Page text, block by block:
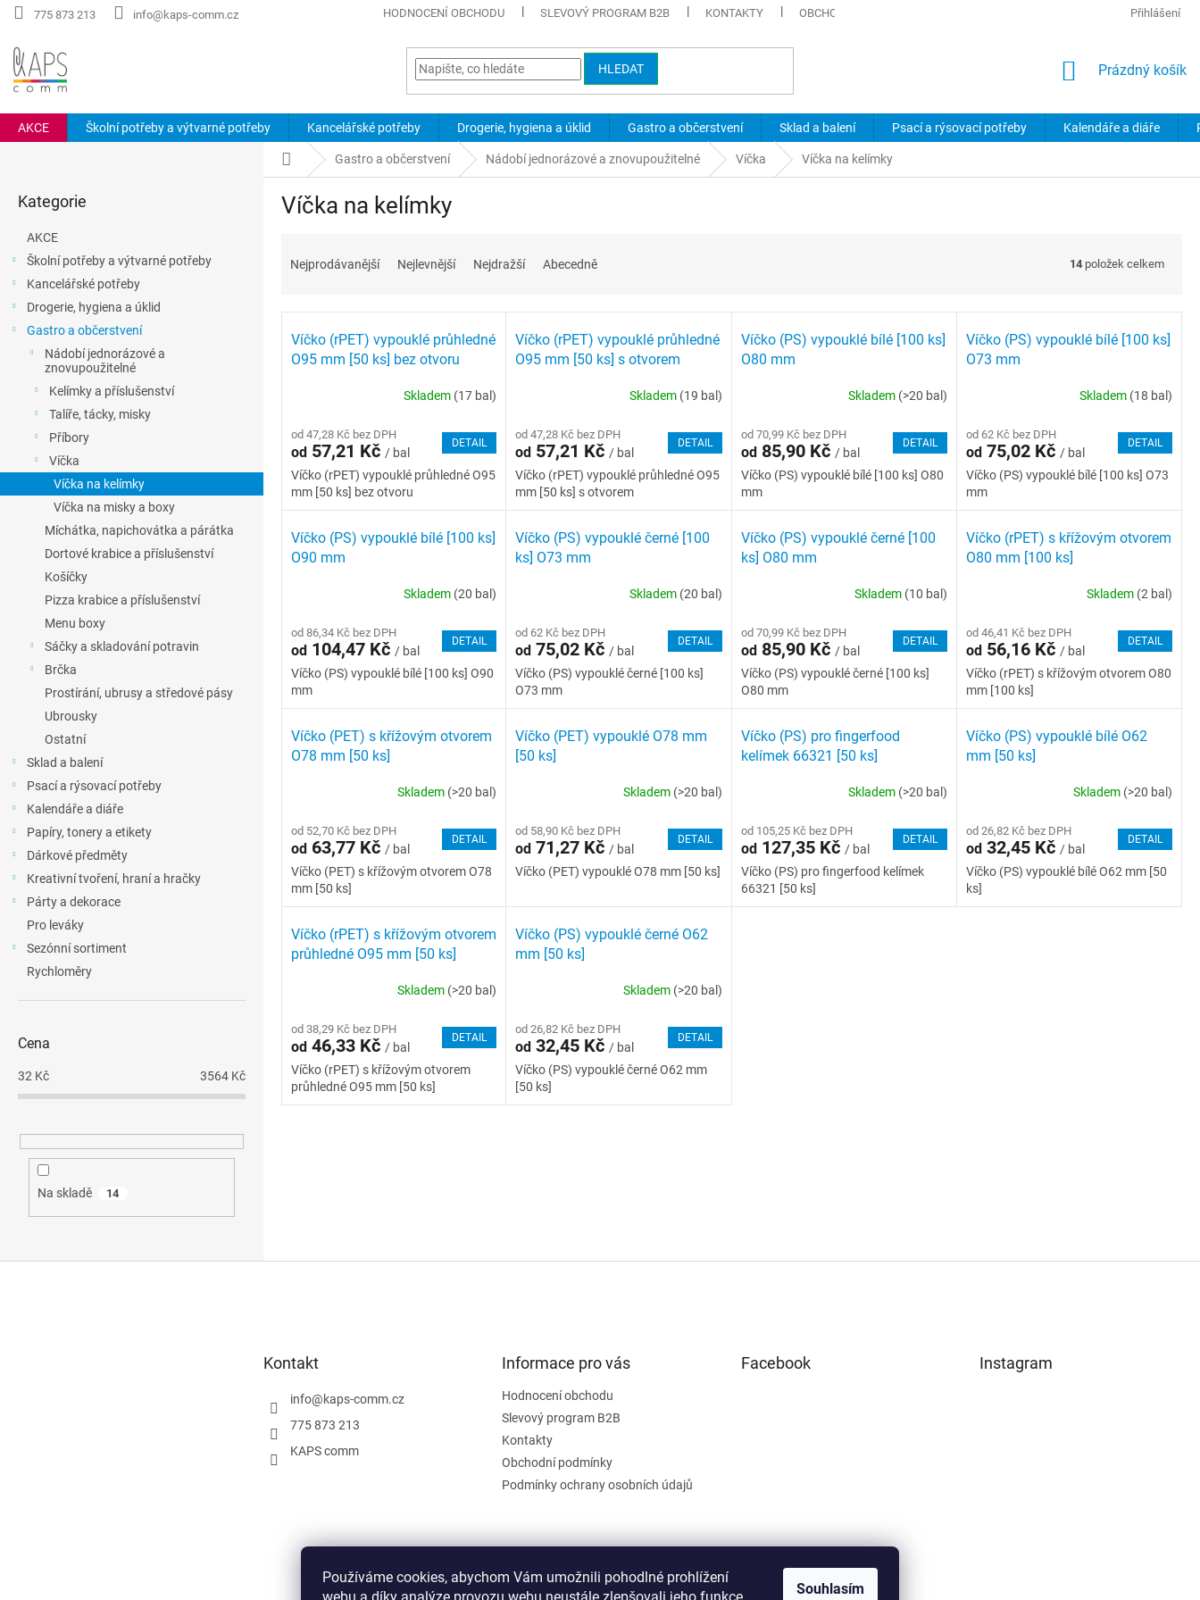
Používáme cookies, abychom Vám umožnili pohodlné prohlížení
Souhlasím
Přejít
775 873 213 info@kaps-comm.cz HODNOCENÍ OBCHODU SLEVOVÝ PROGRAM B2B KONTAKTY OBCHODNÍ PODMÍNKY PODMÍNKY OCHRANY OSOBNÍCH ÚDAJŮ
Přihlášení
HLEDAT
NÁKUPNÍ
Prázdný košík
AKCE Školní potřeby a výtvarné potřeby Kancelářské potřeby Drogerie, hygiena a úklid Gastro a občerstvení Sklad a balení Psací a rýsovací potřeby Kalendáře a diáře
kategorie
Kategorie
AKCE
Školní potřeby a výtvarné potřeby
Kancelářské potřeby
Drogerie, hygiena a úklid
Gastro a občerstvení
Nádobí jednorázové a
znovupoužitelné
Kelímky a příslušenství
Talíře, tácky, misky
Příbory
Víčka
Víčka na kelímky
Víčka na misky a boxy
Míchátka, napichovátka a párátka
Dortové krabice a příslušenství
Košíčky
Pizza krabice a příslušenství
Menu boxy
Sáčky a skladování potravin
Brčka
Prostírání, ubrusy a středové pásy
Ubrousky
Ostatní
Sklad a balení
Psací a rýsovací potřeby
Kalendáře a diáře
Papíry, tonery a etikety
Dárkové předměty
Kreativní tvoření, hraní a hračky
Párty a dekorace
Pro leváky
Sezónní sortiment
Rychloměry
Cena
32 Kč 3564 Kč
Na skladě 14
Domů Gastro a občerstvení Nádobí jednorázové a znovupoužitelné Víčka Víčka na kelímky
Víčka na kelímky
Nejprodávanější Nejlevnější Nejdražší Abecedně 14 položek celkem
k
Víčko (rPET) vypouklé průhledné
O95 mm [50 ks] bez otvoru
Skladem (17 bal)
od 47,28 Kč bez DPH
od 57,21 Kč / bal
DETAIL
Víčko (rPET) vypouklé průhledné O95
mm [50 ks] bez otvoru
Víčko (rPET) vypouklé průhledné
O95 mm [50 ks] s otvorem
Skladem (19 bal)
od 47,28 Kč bez DPH
od 57,21 Kč/ bal
DETAIL
Víčko (rPET) vypouklé průhledné O95
mm [50 ks] s otvorem
Víčko (PS) vypouklé bílé [100 ks]
O80 mm
Skladem (>20 bal)
od 70,99 Kč bez DPH
od85,90 Kč / bal
DETAIL
Víčko (PS) vypouklé bílé [100 ks] O80
mm
Víčko (PS) vypouklé bílé [100 ks]
O73 mm
Skladem (18 bal)
od 62 Kč bez DPH
od75,02 Kč / bal
DETAIL
Víčko (PS) vypouklé bílé [100 ks] O73
mm
Víčko (PS) vypouklé bílé [100 ks]
O90 mm
Skladem (20 bal)
od 86,34 Kč bez DPH
od 104,47 Kč / bal
DETAIL
Víčko (PS) vypouklé bílé [100 ks] O90
mm
Víčko (PS) vypouklé černé [100
ks] O73 mm
Skladem (20 bal)
od 62 Kč bez DPH
od 75,02 Kč/ bal
DETAIL
Víčko (PS) vypouklé černé [100 ks]
O73 mm
Víčko (PS) vypouklé černé [100
ks] O80 mm
Skladem (10 bal)
od 70,99 Kč bez DPH
od85,90 Kč / bal
DETAIL
Víčko (PS) vypouklé černé [100 ks]
O80 mm
Víčko (rPET) s křížovým otvorem
O80 mm [100 ks]
Skladem (2 bal)
od 46,41 Kč bez DPH
od56,16 Kč / bal
DETAIL
Víčko (rPET) s křížovým otvorem O80
mm [100 ks]
Víčko (PET) s křížovým otvorem
O78 mm [50 ks]
Skladem (>20 bal)
od 52,70 Kč bez DPH
od 63,77 Kč / bal
DETAIL
Víčko (PET) s křížovým otvorem O78
mm [50 ks]
Víčko (PET) vypouklé O78 mm
[50 ks]
Skladem (>20 bal)
od 58,90 Kč bez DPH
od 71,27 Kč/ bal
DETAIL
Víčko (PET) vypouklé O78 mm [50 ks]
Víčko (PS) pro fingerfood
kelímek 66321 [50 ks]
Skladem (>20 bal)
od 105,25 Kč bez DPH
od127,35 Kč / bal
DETAIL
Víčko (PS) pro fingerfood kelímek
66321 [50 ks]
Víčko (PS) vypouklé bílé O62
mm [50 ks]
Skladem (>20 bal)
od 26,82 Kč bez DPH
od32,45 Kč / bal
DETAIL
Víčko (PS) vypouklé bílé O62 mm [50
ks]
Víčko (rPET) s křížovým otvorem
průhledné O95 mm [50 ks]
Skladem (>20 bal)
od 38,29 Kč bez DPH
od 46,33 Kč / bal
DETAIL
Víčko (rPET) s křížovým otvorem
průhledné O95 mm [50 ks]
Víčko (PS) vypouklé černé O62
mm [50 ks]
Skladem (>20 bal)
od 26,82 Kč bez DPH
od 32,45 Kč/ bal
DETAIL
Víčko (PS) vypouklé černé O62 mm
[50 ks]
p
Kontakt
info@kaps-comm.cz
775 873 213
KAPS comm
Informace pro vás
Hodnocení obchodu
Slevový program B2B
Kontakty
Obchodní podmínky
Podmínky ochrany osobních údajů
Facebook Instagram